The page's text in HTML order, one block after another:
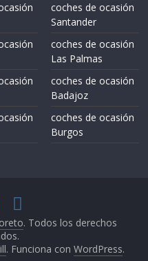
coches de ocasión
Santander
coches de ocasión
Las Palmas
coches de ocasión
Badajoz
coches de ocasión
Burgos
. Todos los derechos
. Funciona conWordPress.